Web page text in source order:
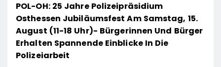
POL-OH: 25 Jahre Polizeipräsidium
Osthessen Jubiläumsfest Am Samstag, 15.
August (11-18 Uhr)- Bürgerinnen Und Bürger
Erhalten Spannende Einblicke In Die
Polizeiarbeit